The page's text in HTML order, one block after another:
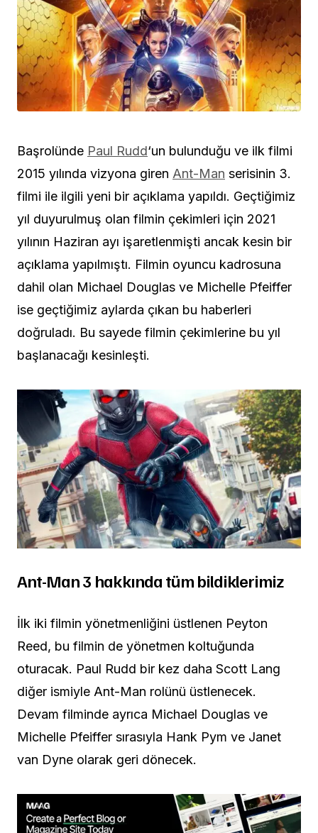
Başrolünde Paul Rudd‘un bulunduğu ve ilk filmi
2015 yılında vizyona giren Ant-Man serisinin 3.
filmi ile ilgili yeni bir açıklama yapıldı. Geçtiğimiz
yıl duyurulmuş olan filmin çekimleri için 2021
yılının Haziran ayı işaretlenmişti ancak kesin bir
açıklama yapılmıştı. Filmin oyuncu kadrosuna
dahil olan Michael Douglas ve Michelle Pfeiffer
ise geçtiğimiz aylarda çıkan bu haberleri
doğruladı. Bu sayede filmin çekimlerine bu yıl
başlanacağı kesinleşti.
Ant-Man 3 hakkında tüm bildiklerimiz
İlk iki filmin yönetmenliğini üstlenen Peyton
Reed, bu filmin de yönetmen koltuğunda
oturacak. Paul Rudd bir kez daha Scott Lang
diğer ismiyle Ant-Man rolünü üstlenecek.
Devam filminde ayrıca Michael Douglas ve
Michelle Pfeiffer sırasıyla Hank Pym ve Janet
van Dyne olarak geri dönecek.